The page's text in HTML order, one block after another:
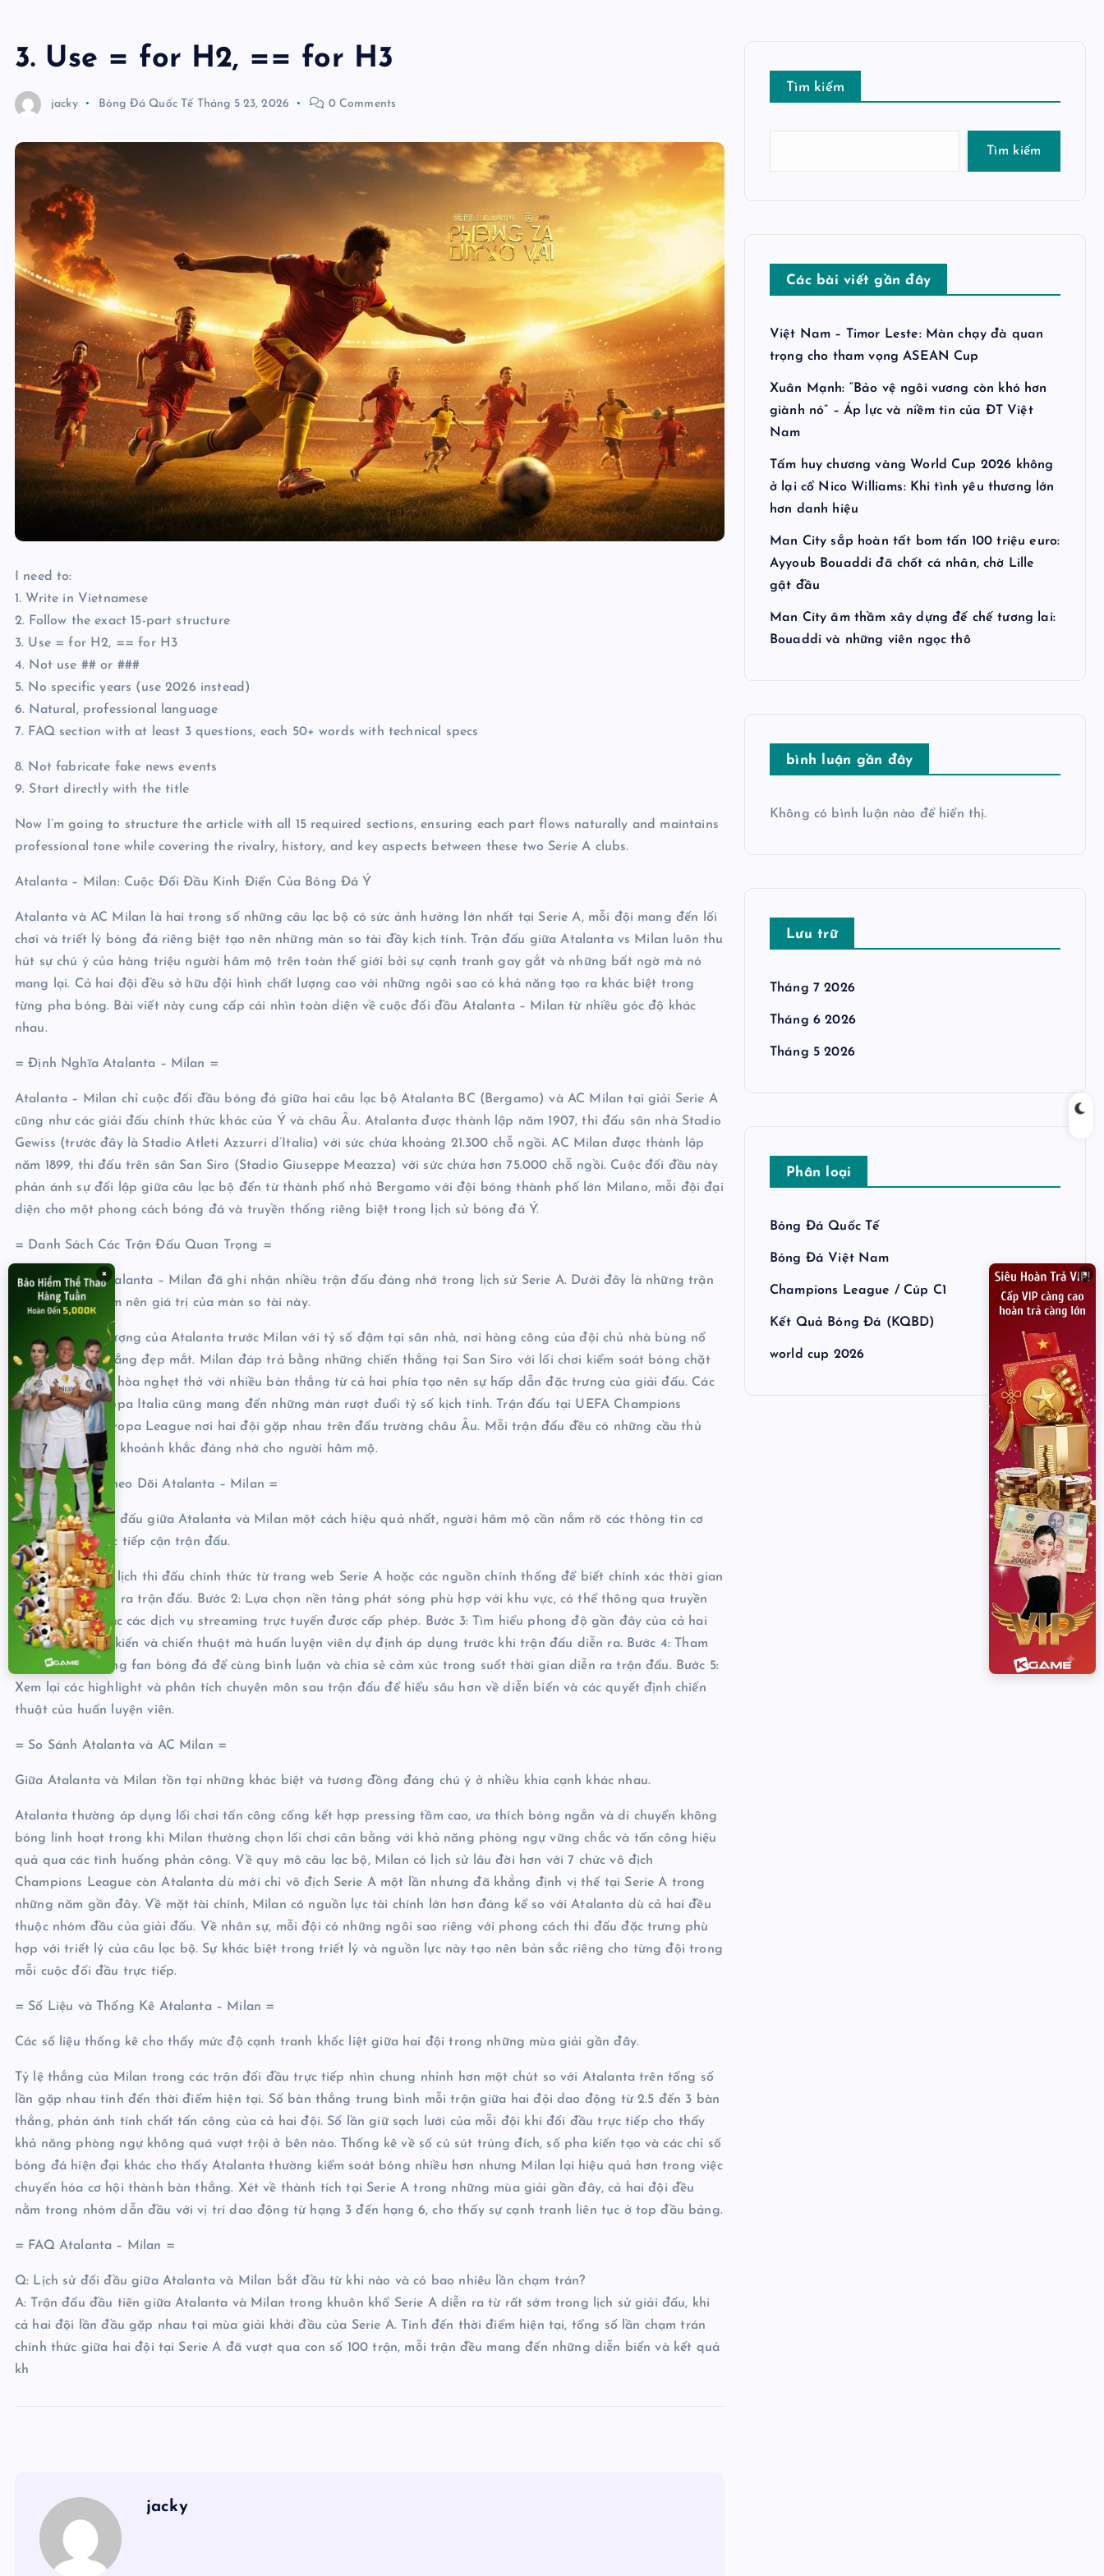
3. Use = for H2, == for H3
jacky Bóng Đá Quốc Tế Tháng 5 23, 2026 0 Comments
I need to:
1. Write in Vietnamese
2. Follow the exact 15-part structure
3. Use = for H2, == for H3
4. Not use ## or ###
5. No specific years (use 2026 instead)
6. Natural, professional language
7. FAQ section with at least 3 questions, each 50+ words with technical specs
8. Not fabricate fake news events
9. Start directly with the title
Now I’m going to structure the article with all 15 required sections, ensuring each part flows naturally and maintains
professional tone while covering the rivalry, history, and key aspects between these two Serie A clubs.
Atalanta – Milan: Cuộc Đối Đầu Kinh Điển Của Bóng Đá Ý
Atalanta và AC Milan là hai trong số những câu lạc bộ có sức ảnh hưởng lớn nhất tại Serie A, mỗi đội mang đến lối
chơi và triết lý bóng đá riêng biệt tạo nên những màn so tài đầy kịch tính. Trận đấu giữa Atalanta vs Milan luôn thu
hút sự chú ý của hàng triệu người hâm mộ trên toàn thế giới bởi sự cạnh tranh gay gắt và những bất ngờ mà nó
mang lại. Cả hai đội đều sở hữu đội hình chất lượng cao với những ngôi sao có khả năng tạo ra khác biệt trong
từng pha bóng. Bài viết này cung cấp cái nhìn toàn diện về cuộc đối đầu Atalanta – Milan từ nhiều góc độ khác
nhau.
= Định Nghĩa Atalanta – Milan =
Atalanta – Milan chỉ cuộc đối đầu bóng đá giữa hai câu lạc bộ Atalanta BC (Bergamo) và AC Milan tại giải Serie A
cũng như các giải đấu chính thức khác của Ý và châu Âu. Atalanta được thành lập năm 1907, thi đấu sân nhà Stadio
Gewiss (trước đây là Stadio Atleti Azzurri d’Italia) với sức chứa khoảng 21.300 chỗ ngồi. AC Milan được thành lập
năm 1899, thi đấu trên sân San Siro (Stadio Giuseppe Meazza) với sức chứa hơn 75.000 chỗ ngồi. Cuộc đối đầu này
phản ánh sự đối lập giữa câu lạc bộ đến từ thành phố nhỏ Bergamo với đội bóng thành phố lớn Milano, mỗi đội đại
diện cho một phong cách bóng đá và truyền thống riêng biệt trong lịch sử bóng đá Ý.
= Danh Sách Các Trận Đấu Quan Trọng =
Cuộc đối đầu Atalanta – Milan đã ghi nhận nhiều trận đấu đáng nhớ trong lịch sử Serie A. Dưới đây là những trận
đấu tiêu biểu làm nên giá trị của màn so tài này.
Trận thắng ấn tượng của Atalanta trước Milan với tỷ số đậm tại sân nhà, nơi hàng công của đội chủ nhà bùng nổ
với nhiều bàn thắng đẹp mắt. Milan đáp trả bằng những chiến thắng tại San Siro với lối chơi kiểm soát bóng chặt
chẽ. Những trận hòa nghẹt thở với nhiều bàn thắng từ cả hai phía tạo nên sự hấp dẫn đặc trưng của giải đấu. Các
trận đấu tại Coppa Italia cũng mang đến những màn rượt đuổi tỷ số kịch tính. Trận đấu tại UEFA Champions
League hoặc Europa League nơi hai đội gặp nhau trên đấu trường châu Âu. Mỗi trận đấu đều có những cầu thủ
xuất sắc tạo nên khoảnh khắc đáng nhớ cho người hâm mộ.
= Hướng Dẫn Theo Dõi Atalanta – Milan =
Để theo dõi trận đấu giữa Atalanta và Milan một cách hiệu quả nhất, người hâm mộ cần nắm rõ các thông tin cơ
bản và cách thức tiếp cận trận đấu.
Bước 1: Xác định lịch thi đấu chính thức từ trang web Serie A hoặc các nguồn chính thống để biết chính xác thời gian
và địa điểm diễn ra trận đấu. Bước 2: Lựa chọn nền tảng phát sóng phù hợp với khu vực, có thể thông qua truyền
hình trả tiền hoặc các dịch vụ streaming trực tuyến được cấp phép. Bước 3: Tìm hiểu phong độ gần đây của cả hai
đội, đội hình dự kiến và chiến thuật mà huấn luyện viên dự định áp dụng trước khi trận đấu diễn ra. Bước 4: Tham
gia các cộng đồng fan bóng đá để cùng bình luận và chia sẻ cảm xúc trong suốt thời gian diễn ra trận đấu. Bước 5:
Xem lại các highlight và phân tích chuyên môn sau trận đấu để hiểu sâu hơn về diễn biến và các quyết định chiến
thuật của huấn luyện viên.
= So Sánh Atalanta và AC Milan =
Giữa Atalanta và Milan tồn tại những khác biệt và tương đồng đáng chú ý ở nhiều khía cạnh khác nhau.
Atalanta thường áp dụng lối chơi tấn công cống kết hợp pressing tầm cao, ưa thích bóng ngắn và di chuyển không
bóng linh hoạt trong khi Milan thường chọn lối chơi cân bằng với khả năng phòng ngự vững chắc và tấn công hiệu
quả qua các tình huống phản công. Về quy mô câu lạc bộ, Milan có lịch sử lâu đời hơn với 7 chức vô địch
Champions League còn Atalanta dù mới chỉ vô địch Serie A một lần nhưng đã khẳng định vị thế tại Serie A trong
những năm gần đây. Về mặt tài chính, Milan có nguồn lực tài chính lớn hơn đáng kể so với Atalanta dù cả hai đều
thuộc nhóm đầu của giải đấu. Về nhân sự, mỗi đội có những ngôi sao riêng với phong cách thi đấu đặc trưng phù
hợp với triết lý của câu lạc bộ. Sự khác biệt trong triết lý và nguồn lực này tạo nên bản sắc riêng cho từng đội trong
mỗi cuộc đối đầu trực tiếp.
= Số Liệu và Thống Kê Atalanta – Milan =
Các số liệu thống kê cho thấy mức độ cạnh tranh khốc liệt giữa hai đội trong những mùa giải gần đây.
Tỷ lệ thắng của Milan trong các trận đối đầu trực tiếp nhìn chung nhỉnh hơn một chút so với Atalanta trên tổng số
lần gặp nhau tính đến thời điểm hiện tại. Số bàn thắng trung bình mỗi trận giữa hai đội dao động từ 2.5 đến 3 bàn
thắng, phản ánh tính chất tấn công của cả hai đội. Số lần giữ sạch lưới của mỗi đội khi đối đầu trực tiếp cho thấy
khả năng phòng ngự không quá vượt trội ở bên nào. Thống kê về số cú sút trúng đích, số pha kiến tạo và các chỉ số
bóng đá hiện đại khác cho thấy Atalanta thường kiểm soát bóng nhiều hơn nhưng Milan lại hiệu quả hơn trong việc
chuyển hóa cơ hội thành bàn thắng. Xét về thành tích tại Serie A trong những mùa giải gần đây, cả hai đội đều
nằm trong nhóm dẫn đầu với vị trí dao động từ hạng 3 đến hạng 6, cho thấy sự cạnh tranh liên tục ở top đầu bảng.
= FAQ Atalanta – Milan =
Q: Lịch sử đối đầu giữa Atalanta và Milan bắt đầu từ khi nào và có bao nhiêu lần chạm trán?
A: Trận đấu đầu tiên giữa Atalanta và Milan trong khuôn khổ Serie A diễn ra từ rất sớm trong lịch sử giải đấu, khi
cả hai đội lần đầu gặp nhau tại mùa giải khởi đầu của Serie A. Tính đến thời điểm hiện tại, tổng số lần chạm trán
chính thức giữa hai đội tại Serie A đã vượt qua con số 100 trận, mỗi trận đều mang đến những diễn biến và kết quả
kh
jacky
Tìm kiếm
Tìm kiếm
Các bài viết gần đây
Việt Nam – Timor Leste: Màn chạy đà quan
trọng cho tham vọng ASEAN Cup
Xuân Mạnh: “Bảo vệ ngôi vương còn khó hơn
giành nó” – Áp lực và niềm tin của ĐT Việt
Nam
Tấm huy chương vàng World Cup 2026 không
ở lại cổ Nico Williams: Khi tình yêu thương lớn
hơn danh hiệu
Man City sắp hoàn tất bom tấn 100 triệu euro:
Ayyoub Bouaddi đã chốt cá nhân, chờ Lille
gật đầu
Man City âm thầm xây dựng đế chế tương lai:
Bouaddi và những viên ngọc thô
bình luận gần đây
Không có bình luận nào để hiển thị.
Lưu trữ
Tháng 7 2026
Tháng 6 2026
Tháng 5 2026
Phân loại
Bóng Đá Quốc Tế
Bóng Đá Việt Nam
Champions League / Cúp C1
Kết Quả Bóng Đá (KQBD)
world cup 2026
× ×